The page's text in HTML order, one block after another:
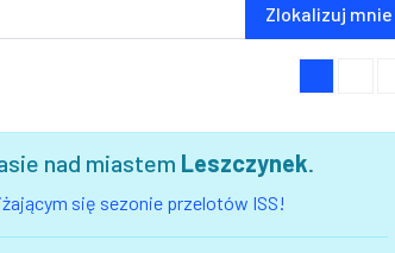
Zlokalizuj mnie
nad miastem Leszczynek.
się sezonie przelotów ISS!